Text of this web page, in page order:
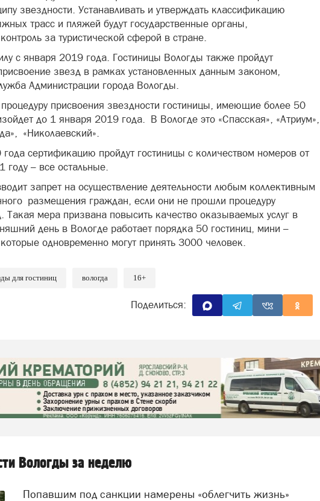
звездности. Устанавливать и утверждать классификацию
трасс и пляжей будут государственные органы,
за туристической сферой в стране.
с января 2019 года. Гостиницы Вологды также пройдут
звезд в рамках установленных данным законом,
Администрации города Вологды.
присвоения звездности гостиницы, имеющие более 50
до 1 января 2019 года. В Вологде это «Спасская», «Атриум»,
«Николаевский».
сертификацию пройдут гостиницы с количеством номеров от
– все остальные.
запрет на осуществление деятельности любым коллективным
размещения граждан, если они не прошли процедуру
Такая мера призвана повысить качество оказываемых услуг в
день в Вологде работает порядка 50 гостиниц, мини –
одновременно могут принять 3000 человек.
для гостиниц вологда 16+
Поделиться:
Вологды за неделю
Попавшим под санкции намерены «облегчить жизнь»